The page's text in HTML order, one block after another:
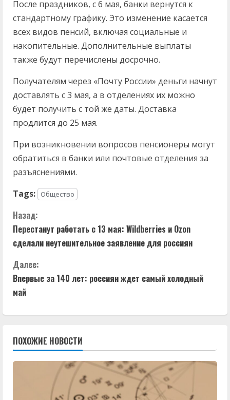
После праздников, с 6 мая, банки вернутся к
стандартному графику. Это изменение касается
всех видов пенсий, включая социальные и
накопительные. Дополнительные выплаты
также будут перечислены досрочно.
Получателям через «Почту России» деньги начнут
доставлять с 3 мая, а в отделениях их можно
будет получить с той же даты. Доставка
продлится до 25 мая.
При возникновении вопросов пенсионеры могут
обратиться в банки или почтовые отделения за
разъяснениями.
Tags:
Общество
П
р
о
д
ж
и
Назад:
Перестанут работать с 13 мая: Wildberries и Ozon
сделали неутешительное заявление для россиян
Далее:
Впервые за 140 лет: россиян ждет самый холодный
май
ПОХОЖИЕ НОВОСТИ